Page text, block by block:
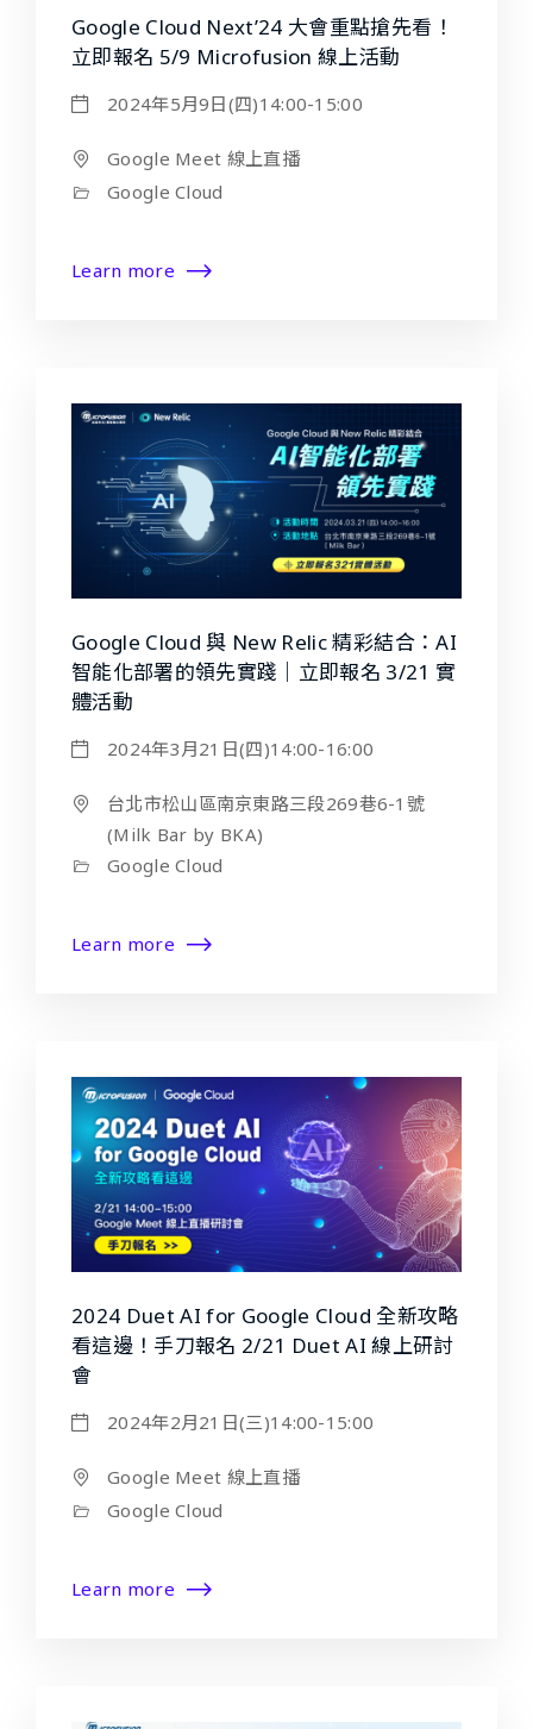
Google Cloud Next’24 大會重點搶先看！
立即報名 5/9 Microfusion 線上活動
2024年5月9日(四)14:00-15:00
Google Meet 線上直播
Google Cloud
Learn more
Google Cloud 與 New Relic 精彩結合：AI
智能化部署的領先實踐｜立即報名 3/21 實
體活動
2024年3月21日(四)14:00-16:00
台北市松山區南京東路三段269巷6-1號
(Milk Bar by BKA)
Google Cloud
Learn more
2024 Duet AI for Google Cloud 全新攻略
看這邊！手刀報名 2/21 Duet AI 線上研討
會
2024年2月21日(三)14:00-15:00
Google Meet 線上直播
Google Cloud
Learn more